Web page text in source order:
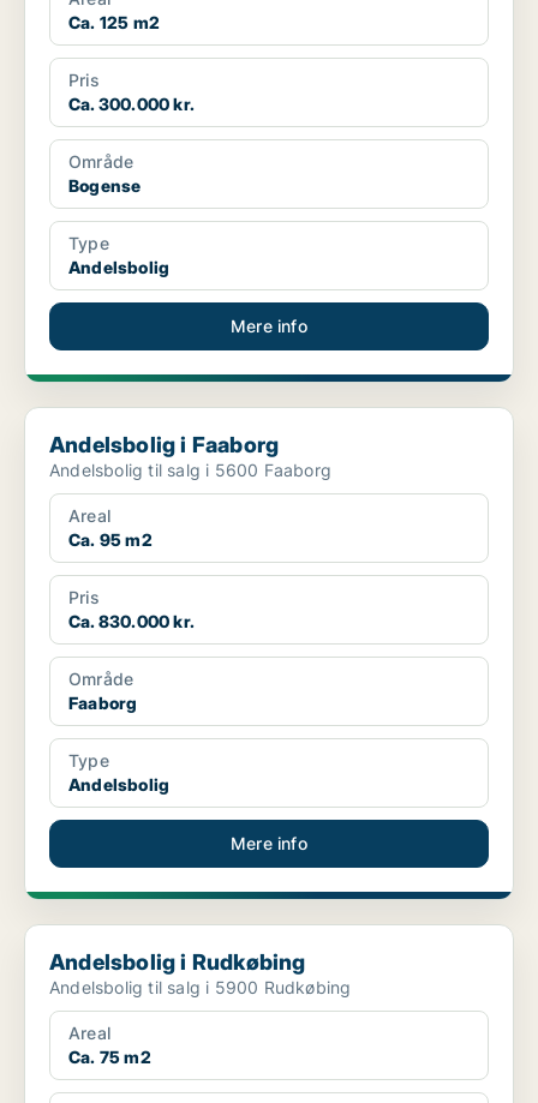
Ca. 125 m2
Pris
Ca. 300.000 kr.
Område
Bogense
Type
Andelsbolig
Mere info
Andelsbolig i Faaborg
Andelsbolig i Faaborg
Andelsbolig til salg i 5600 Faaborg
Areal
Ca. 95 m2
Pris
Ca. 830.000 kr.
Område
Faaborg
Type
Andelsbolig
Mere info
Andelsbolig i Rudkøbing
Andelsbolig i Rudkøbing
Andelsbolig til salg i 5900 Rudkøbing
Areal
Ca. 75 m2